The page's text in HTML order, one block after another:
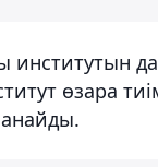
институтын
өзара